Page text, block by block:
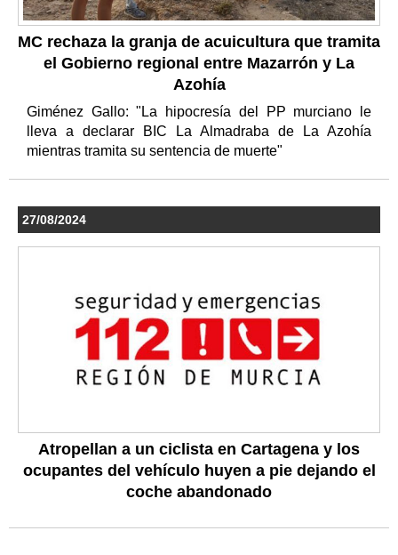
MC rechaza la granja de acuicultura que tramita
el Gobierno regional entre Mazarrón y La
Azohía
Giménez Gallo: "La hipocresía del PP murciano le
lleva a declarar BIC La Almadraba de La Azohía
mientras tramita su sentencia de muerte"
27/08/2024
Atropellan a un ciclista en Cartagena y los
ocupantes del vehículo huyen a pie dejando el
coche abandonado